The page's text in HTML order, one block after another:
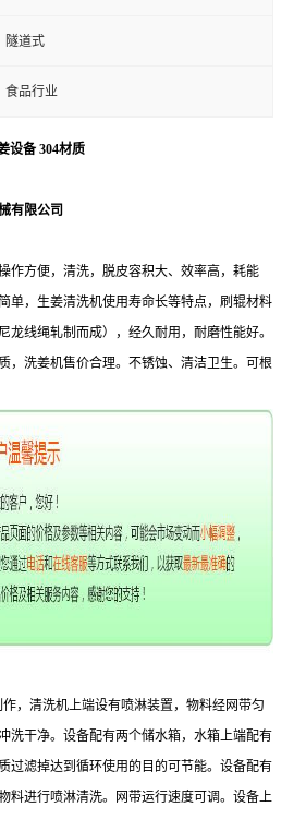
隧道式
食品行业
设备 304材质
限公司
作方便，清洗，脱皮容积大、效率高，耗能
单，生姜清洗机使用寿命长等特点，刷辊材料
龙线绳轧制而成），经久耐用，耐磨性能好。
，洗姜机售价合理。不锈蚀、清洁卫生。可根
作，清洗机上端设有喷淋装置，物料经网带匀
洗干净。设备配有两个储水箱，水箱上端配有
过滤掉达到循环使用的目的可节能。设备配有
料进行喷淋清洗。网带运行速度可调。设备上